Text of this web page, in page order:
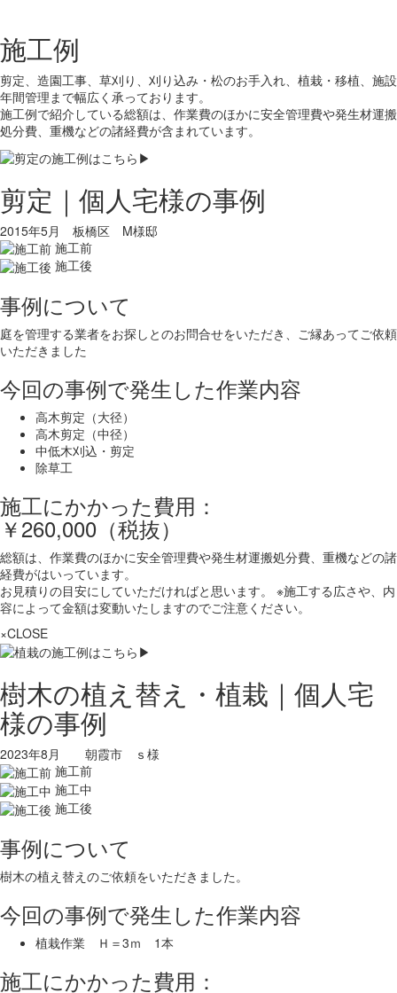
施工例
剪定、造園工事、草刈り、刈り込み・松のお手入れ、植栽・移植、施設
年間管理まで幅広く承っております。
施工例で紹介している総額は、作業費のほかに安全管理費や発生材運搬
処分費、重機などの諸経費が含まれています。
剪定｜個人宅様の事例
2015年5月 板橋区 M様邸
施工前
施工後
事例について
庭を管理する業者をお探しとのお問合せをいただき、ご縁あってご依頼
いただきました
今回の事例で発生した作業内容
高木剪定（大径）
高木剪定（中径）
中低木刈込・剪定
除草工
施工にかかった費用：
￥260,000（税抜）
総額は、作業費のほかに安全管理費や発生材運搬処分費、重機などの諸
経費がはいっています。
お見積りの目安にしていただければと思います。 ※施工する広さや、内
容によって金額は変動いたしますのでご注意ください。
×CLOSE
樹木の植え替え・植栽｜個人宅
様の事例
2023年8月 朝霞市 ｓ様
施工前
施工中
施工後
事例について
樹木の植え替えのご依頼をいただきました。
今回の事例で発生した作業内容
植栽作業 Ｈ＝3ｍ 1本
施工にかかった費用：